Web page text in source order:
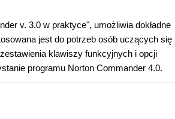
v. 3.0 w praktyce", umożliwia dokładne
jest do potrzeb osób uczących się
klawiszy funkcyjnych i opcji
programu Norton Commander 4.0.